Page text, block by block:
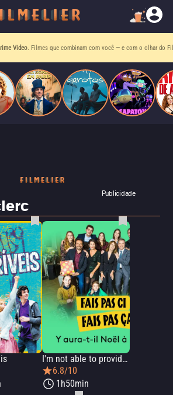
Video . Filmes que combinam com você — e com o olhar do
Publicidade
I'm not able to provide the Portuguese title for the movie with the IMDb code 'tt13655388'. Fais pas ci, fais pas ça: Y aura-t-il Noël à Noël?
6.8/10
1h50min
por um de seus alvos.